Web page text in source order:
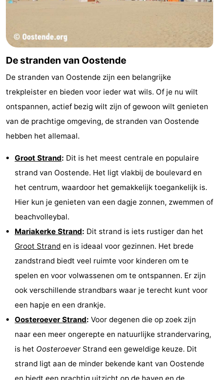
De stranden van Oostende
De stranden van Oostende zijn een belangrijke
trekpleister en bieden voor ieder wat wils. Of je nu wilt
ontspannen, actief bezig wilt zijn of gewoon wilt genieten
van de prachtige omgeving, de stranden van Oostende
hebben het allemaal.
Groot Strand: Dit is het meest centrale en populaire
strand van Oostende. Het ligt vlakbij de boulevard en
het centrum, waardoor het gemakkelijk toegankelijk is.
Hier kun je genieten van een dagje zonnen, zwemmen of
beachvolleybal.
Mariakerke Strand: Dit strand is iets rustiger dan het
Groot Strand en is ideaal voor gezinnen. Het brede
zandstrand biedt veel ruimte voor kinderen om te
spelen en voor volwassenen om te ontspannen. Er zijn
ook verschillende strandbars waar je terecht kunt voor
een hapje en een drankje.
Oosteroever Strand: Voor degenen die op zoek zijn
naar een meer ongerepte en natuurlijke strandervaring,
is het Oosteroever Strand een geweldige keuze. Dit
strand ligt aan de minder bekende kant van Oostende